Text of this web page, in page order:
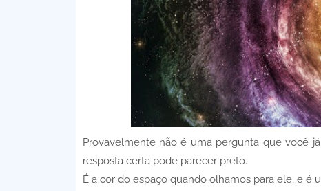
Provavelmente não é uma pergunta que você
resposta certa pode parecer preto.
É a cor do espaço quando olhamos para ele, e é